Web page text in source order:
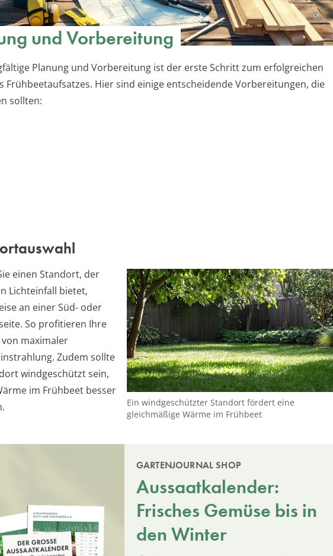
und Vorbereitung
Planung und Vorbereitung ist der erste Schritt zum erfolgreichen
Frühbeetaufsatzes. Hier sind einige entscheidende Vorbereitungen, die
sollten:
Ein windgeschützter Standort fördert eine
gleichmäßige Wärme im Frühbeet
einen Standort, der
Lichteinfall bietet,
an einer Süd- oder
So profitieren Ihre
von maximaler
Zudem sollte
windgeschützt sein,
im Frühbeet besser
GARTENJOURNAL SHOP
Aussaatkalender:
Frisches Gemüse bis in
den Winter